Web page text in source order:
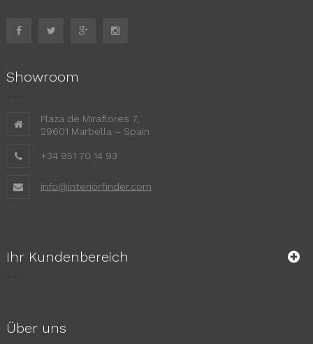
Showroom
Plaza de Miraflores 7,
29601 Marbella – Spain
+34 951 70 14 93
info@interiorfinder.com
Ihr Kundenbereich
Über uns